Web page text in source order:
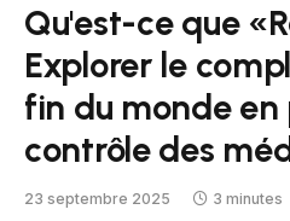
Qu'est-ce que
Explorer le
fin du monde
contrôle des
23 septembre 2025 3 minutes